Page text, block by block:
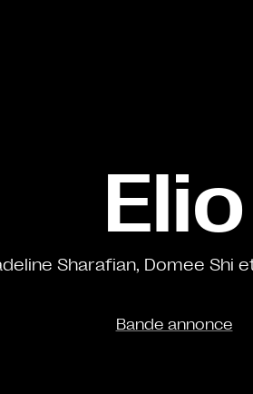
Elio
Sharafian, Domee Shi
Bande annonce